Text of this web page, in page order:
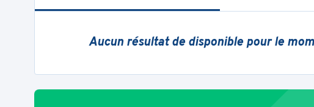
Aucun résultat de disponible pour le